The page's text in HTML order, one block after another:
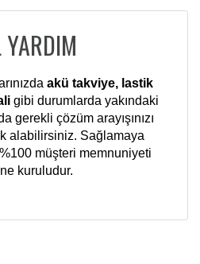
YARDIM
akü takviye, lastik
gibi durumlarda yakındaki
gerekli çözüm arayışınızı
alabilirsiniz. Sağlamaya
%100 müşteri memnuniyeti
kuruludur.